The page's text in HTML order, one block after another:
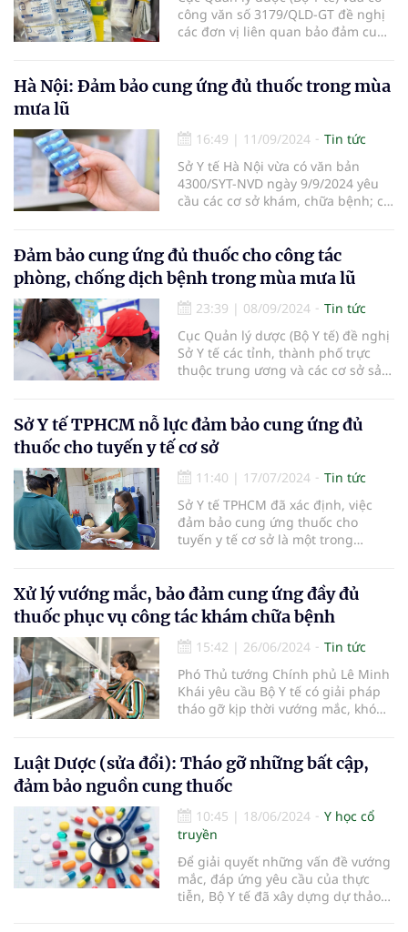
công văn số 3179/QLD-GT đề nghị
các đơn vị liên quan bảo đảm cung
sau mưa bão.
Hà Nội: Đảm bảo cung ứng đủ thuốc trong mùa
mưa lũ
16:49 | 11/09/2024
Tin tức
Sở Y tế Hà Nội vừa có văn bản
4300/SYT-NVD ngày 9/9/2024 yêu
cầu các cơ sở khám, chữa bệnh; cơ
thuốc cho công tác phòng, chống
bệnh, dịch có thể phát sinh trong
mùa mưa bão, lũ lụt.
Đảm bảo cung ứng đủ thuốc cho công tác
phòng, chống dịch bệnh trong mùa mưa lũ
23:39 | 08/09/2024
Tin tức
Cục Quản lý dược (Bộ Y tế) đề nghị
Sở Y tế các tỉnh, thành phố trực
thuộc trung ương và các cơ sở sản
Sở Y tế TPHCM nỗ lực đảm bảo cung ứng đủ
thuốc cho tuyến y tế cơ sở
11:40 | 17/07/2024
Tin tức
Sở Y tế TPHCM đã xác định, việc
đảm bảo cung ứng thuốc cho
tuyến y tế cơ sở là một trong
Xử lý vướng mắc, bảo đảm cung ứng đầy đủ
thuốc phục vụ công tác khám chữa bệnh
15:42 | 26/06/2024
Tin tức
Phó Thủ tướng Chính phủ Lê Minh
Khái yêu cầu Bộ Y tế có giải pháp
tháo gỡ kịp thời vướng mắc, khó
lập các địa phương.
Luật Dược (sửa đổi): Tháo gỡ những bất cập,
đảm bảo nguồn cung thuốc
10:45 | 18/06/2024
Y học cổ
truyền
Để giải quyết những vấn đề vướng
mắc, đáp ứng yêu cầu của thực
tiễn, Bộ Y tế đã xây dựng dự thảo